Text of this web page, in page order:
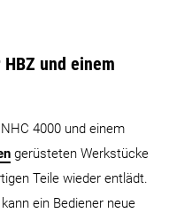
und einem
4000 und einem
gerüsteten Werkstücke
Teile wieder entlädt.
ein Bediener neue